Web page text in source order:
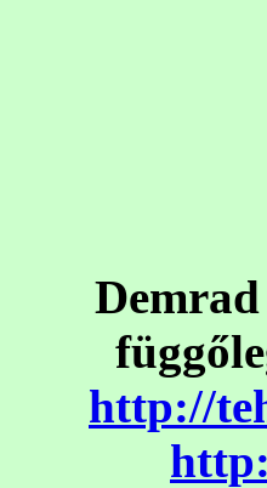
http://